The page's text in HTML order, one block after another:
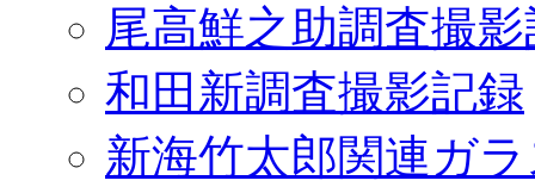
尾高鮮之助調査撮
和田新調査撮影記録
新海竹太郎関連ガ